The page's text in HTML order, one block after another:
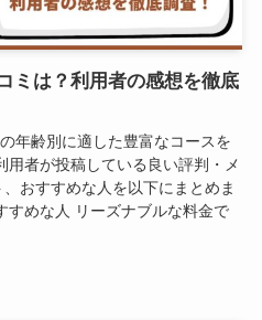
ミは？利用者の感想を徹底
年齢別に適した豊富なコースを
用者が投稿している良い評判・メ
おすすめな人を以下にまとめま
すめな人 リーズナブルな料金で